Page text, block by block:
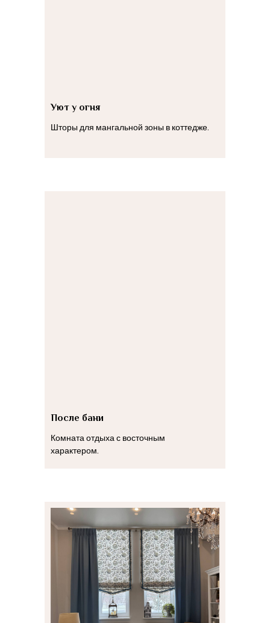
Уют у огня
Шторы для мангальной зоны в коттедже.
После бани
Комната отдыха с восточным
характером.